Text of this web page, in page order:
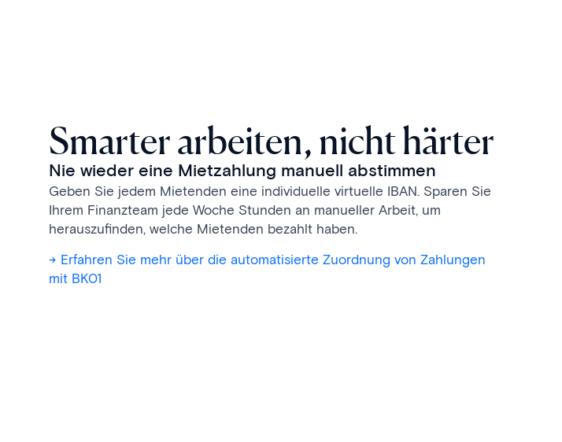
Smarter arbeiten, nicht härter
Nie wieder eine Mietzahlung manuell abstimmen
Geben Sie jedem Mietenden eine individuelle virtuelle IBAN. Sparen Sie
Ihrem Finanzteam jede Woche Stunden an manueller Arbeit, um
herauszufinden, welche Mietenden bezahlt haben.
-> Erfahren Sie mehr über die automatisierte Zuordnung von Zahlungen
mit BK01